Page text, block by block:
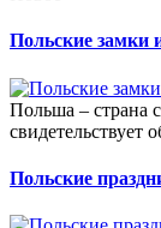
Польские замки
Польша – страна
свидетельствует
Польские